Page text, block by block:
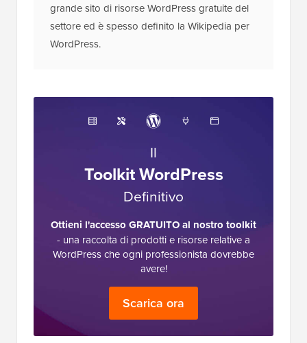
grande sito di risorse WordPress gratuite del
settore ed è spesso definito la Wikipedia per
WordPress.
Il
Toolkit WordPress
Definitivo
Ottieni l'accesso GRATUITO al nostro toolkit
- una raccolta di prodotti e risorse relative a
WordPress che ogni professionista dovrebbe
avere!
Scarica ora